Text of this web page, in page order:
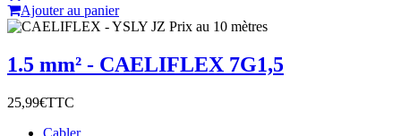
Ajouter au panier
1.5 mm² - CAELIFLEX 7G1,5
25,99€TTC
Cabler